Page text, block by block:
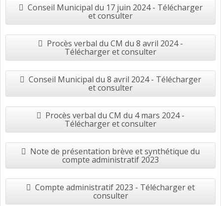
Conseil Municipal du 17 juin 2024 - Télécharger
et consulter
Procès verbal du CM du 8 avril 2024 -
Télécharger et consulter
Conseil Municipal du 8 avril 2024 - Télécharger
et consulter
Procès verbal du CM du 4 mars 2024 -
Télécharger et consulter
Note de présentation brève et synthétique du
compte administratif 2023
Compte administratif 2023 - Télécharger et
consulter